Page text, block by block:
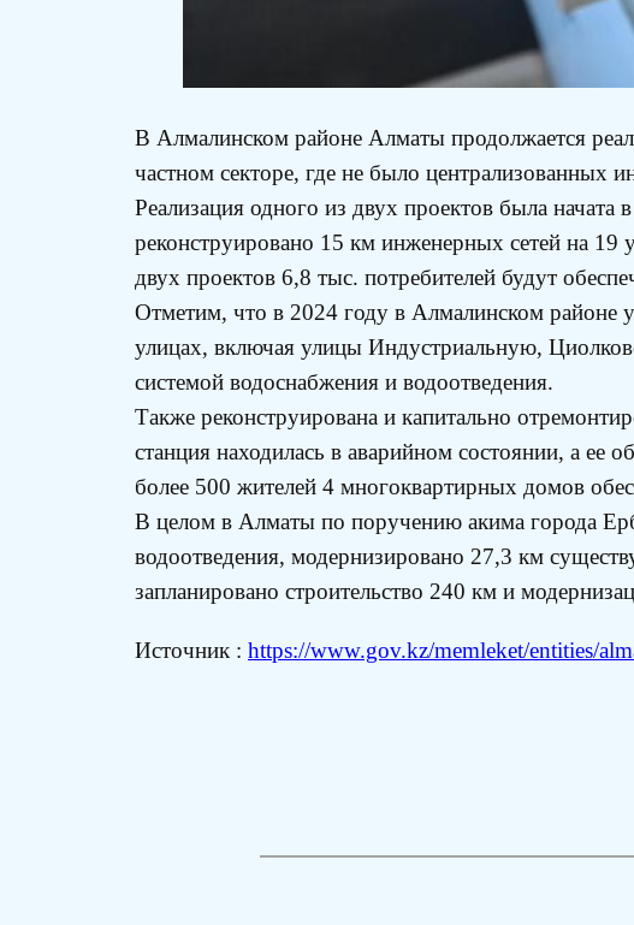
В Алмалинском районе Алматы продолжается
частном секторе, где не было централизованных
Реализация одного из двух проектов была
реконструировано 15 км инженерных сетей на 19
двух проектов 6,8 тыс. потребителей будут
Отметим, что в 2024 году в Алмалинском районе
улицах, включая улицы Индустриальную,
системой водоснабжения и водоотведения.
Также реконструирована и капитально
станция находилась в аварийном состоянии, а ее
более 500 жителей 4 многоквартирных домов
В целом в Алматы по поручению акима города
водоотведения, модернизировано 27,3 км
запланировано строительство 240 км и
Источник : https://www.gov.kz/memleket/entities/